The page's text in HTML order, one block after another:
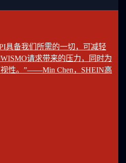
具备我们所需的一切，可减轻
请求带来的压力，同时为
性。”——Min Chen，SHEIN高